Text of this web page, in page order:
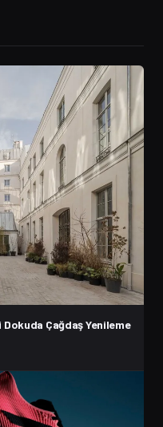
Çağdaş Yenileme